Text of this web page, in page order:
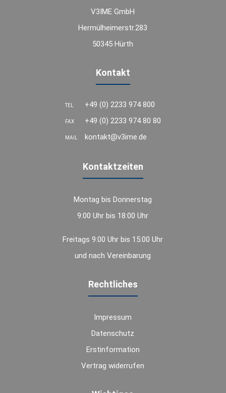
V3IME GmbH
Hermülheimerstr.283
50345 Hürth
Kontakt
TEL +49 (0) 2233 974 800
FAX +49 (0) 2233 974 80 80
MAIL kontakt@v3ime.de
Kontaktzeiten
Montag bis Donnerstag
9:00 Uhr bis 18:00 Uhr
Freitags 9:00 Uhr bis 15:00 Uhr
und nach Vereinbarung
Rechtliches
Impressum
Datenschutz
Erstinformation
Vertrag widerrufen